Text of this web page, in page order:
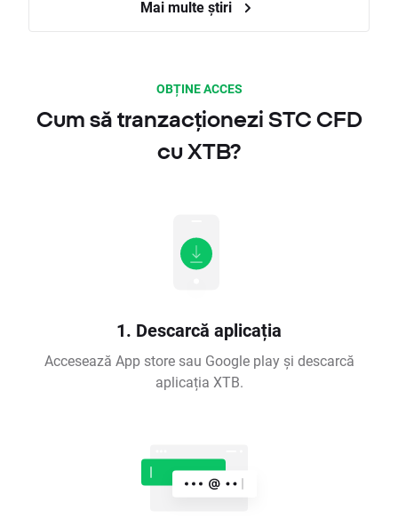
Mai multe știri
OBȚINE ACCES
Cum să tranzacționezi STC CFD
cu XTB?
1. Descarcă aplicația
Accesează App store sau Google play și descarcă
aplicația XTB.